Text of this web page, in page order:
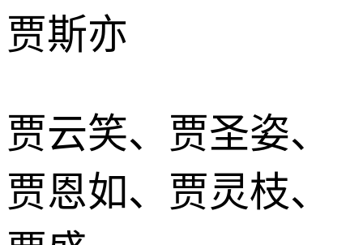
贾斯亦
贾云笑、贾圣姿、
贾恩如、贾灵枝、